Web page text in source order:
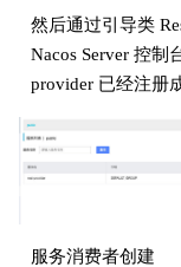
然后通过引导类
Nacos Server 控制
provider 已经注册
服务消费者创建